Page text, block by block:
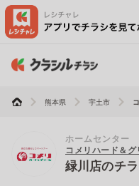
熊本県 宇土市
ホームセンター
コメリハード＆グ
緑川店のチ